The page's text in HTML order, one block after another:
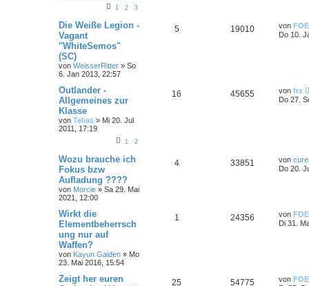
1 2 3
Die Weiße Legion -
Vagant
"WhiteSemos"
(SC)
von WeisserRitter » So
6. Jan 2013, 22:57
5 19010 von FOE
Do 10.
Outlander -
Allgemeines zur
Klasse
von Telias » Mi 20. Jul
2011, 17:19
1 2
16 45655 von frx
Do 27.
Wozu brauche ich
Fokus bzw
Aufladung ????
von Morcie » Sa 29. Mai
2021, 12:00
4 33851 von
Do 20.
Wirkt die
Elementbeherrsch
ung nur auf
Waffen?
von Kayun Gaiden » Mo
23. Mai 2016, 15:54
1 24356 von FOE
Di 31.
Zeigt her euren
25 54775 von FOE